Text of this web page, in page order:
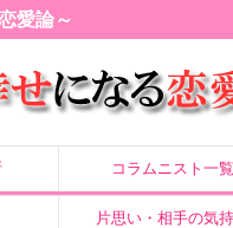
愛論～
コラムニスト一覧
片思い・相手の気